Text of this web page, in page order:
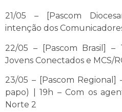
21/05 – [Pascom
intenção dos
22/05 – [Pascom Brasil]
Jovens Conectados e MCS/
23/05 – [Pascom Regional]
papo) | 19h – Com os
Norte 2